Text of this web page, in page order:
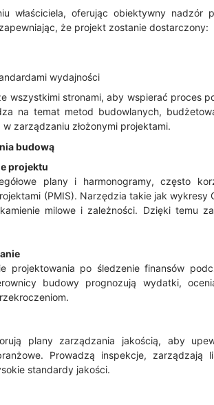
właściciela, oferując obiektywny
że projekt zostanie dostarczony:
wydajności
wszystkimi stronami, aby wspierać proces
na temat metod budowlanych,
zarządzaniu złożonymi projektami.
budową
projektu
plany i harmonogramy, często
(PMIS). Narzędzia takie jak wykresy
milowe i zależności. Dzięki temu
projektowania po śledzenie finansów
budowy prognozują wydatki,
plany zarządzania jakością, aby
Prowadzą inspekcje, zarządzają
standardy jakości.